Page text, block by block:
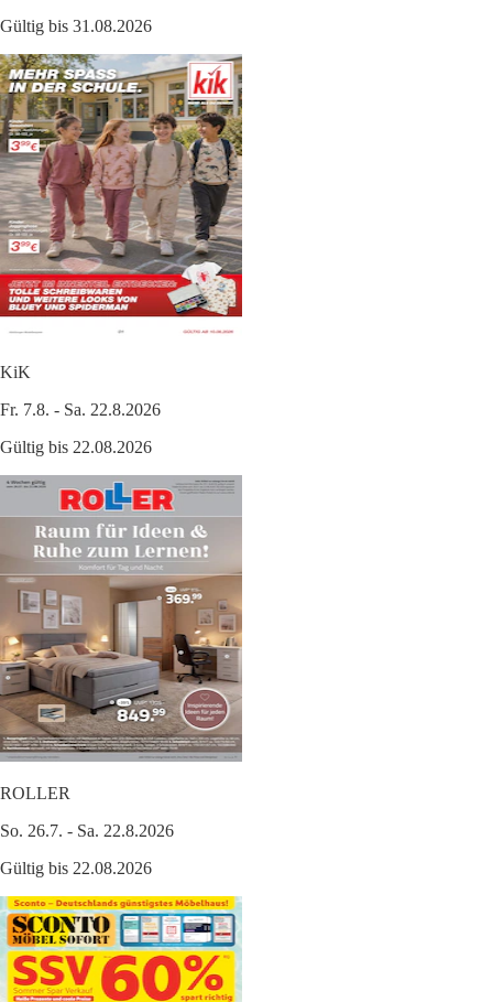
Gültig bis 31.08.2026
KiK
Fr. 7.8. - Sa. 22.8.2026
Gültig bis 22.08.2026
ROLLER
So. 26.7. - Sa. 22.8.2026
Gültig bis 22.08.2026